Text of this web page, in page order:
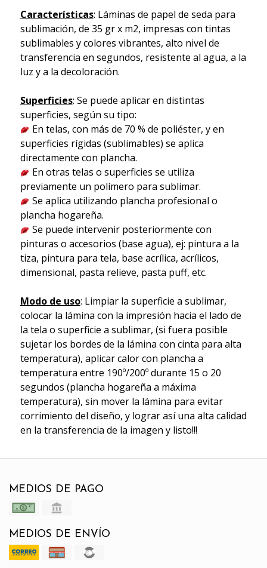
Características: Láminas de papel de seda para
sublimación, de 35 gr x m2, impresas con tintas
sublimables y colores vibrantes, alto nivel de
transferencia en segundos, resistente al agua, a la
luz y a la decoloración.
Superficies: Se puede aplicar en distintas
superficies, según su tipo:
En telas, con más de 70 % de poliéster, y en
superficies rígidas (sublimables) se aplica
directamente con plancha.
En otras telas o superficies se utiliza
previamente un polímero para sublimar.
Se aplica utilizando plancha profesional o
plancha hogareña.
Se puede intervenir posteriormente con
pinturas o accesorios (base agua), ej: pintura a la
tiza, pintura para tela, base acrílica, acrílicos,
dimensional, pasta relieve, pasta puff, etc.
Modo de uso: Limpiar la superficie a sublimar,
colocar la lámina con la impresión hacia el lado de
la tela o superficie a sublimar, (si fuera posible
sujetar los bordes de la lámina con cinta para alta
temperatura), aplicar calor con plancha a
temperatura entre 190º/200º durante 15 o 20
segundos (plancha hogareña a máxima
temperatura), sin mover la lámina para evitar
corrimiento del diseño, y lograr así una alta calidad
en la transferencia de la imagen y listo!!!
MEDIOS DE PAGO
MEDIOS DE ENVÍO